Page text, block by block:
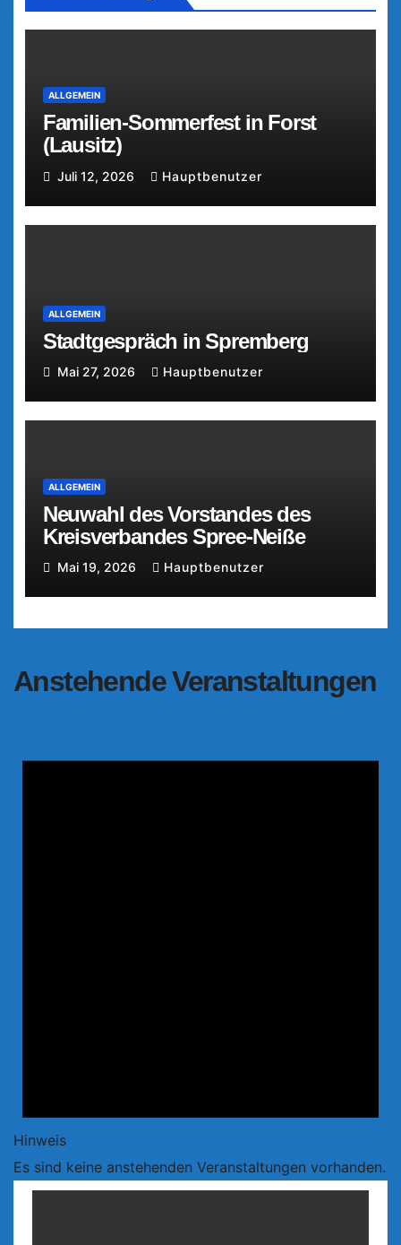
ALLGEMEIN
Familien-Sommerfest in Forst
(Lausitz)
Juli 12, 2026 Hauptbenutzer
ALLGEMEIN
Stadtgespräch in Spremberg
Mai 27, 2026 Hauptbenutzer
ALLGEMEIN
Neuwahl des Vorstandes des
Kreisverbandes Spree-Neiße
Mai 19, 2026 Hauptbenutzer
Anstehende Veranstaltungen
Hinweis
Es sind keine anstehenden Veranstaltungen vorhanden.